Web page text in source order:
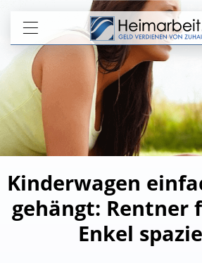
Kinderwagen
gehängt: Rentner
Enkel